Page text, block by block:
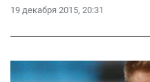
19 декабря 2015, 20:31